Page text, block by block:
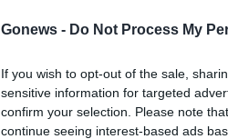
Gonews - Do Not Process My
If you wish to opt-out of the sale,
sensitive information for targeted
confirm your selection. Please note
continue seeing interest-based ads